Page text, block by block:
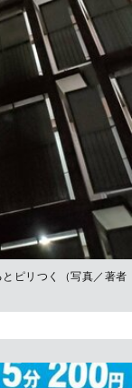
ピリつく（写真／著者